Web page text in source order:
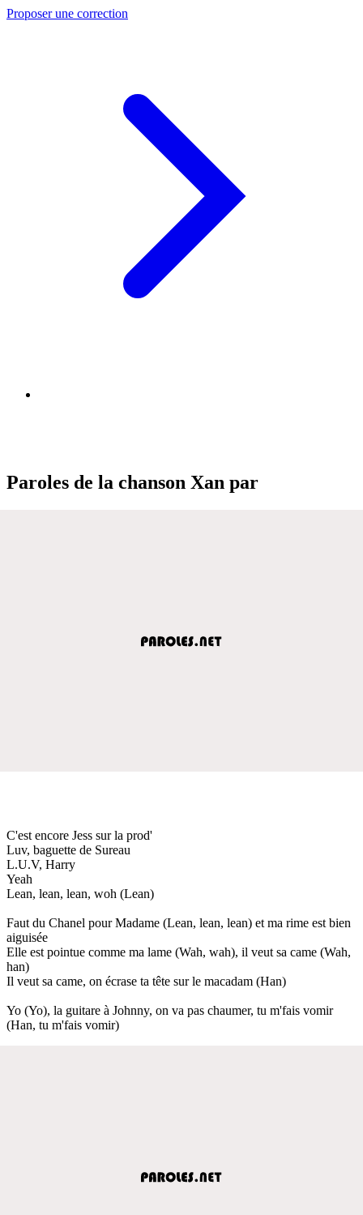
Proposer une correction
Paroles de la chanson Xan par
C'est encore Jess sur la prod'
Luv, baguette de Sureau
L.U.V, Harry
Yeah
Lean, lean, lean, woh (Lean)
Faut du Chanel pour Madame (Lean, lean, lean) et ma rime est bien
aiguisée
Elle est pointue comme ma lame (Wah, wah), il veut sa came (Wah,
han)
Il veut sa came, on écrase ta tête sur le macadam (Han)
Yo (Yo), la guitare à Johnny, on va pas chaumer, tu m'fais vomir
(Han, tu m'fais vomir)